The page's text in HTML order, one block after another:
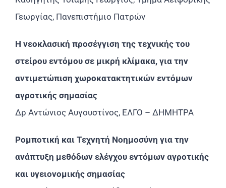
Γεωργίας, Πανεπιστήμιο Πατρών
Η νεοκλασική προσέγγιση της τεχνικής του
στείρου εντόμου σε μικρή κλίμακα, για την
αντιμετώπιση χωροκατακτητικών εντόμων
αγροτικής σημασίας
Δρ Αντώνιος Αυγουστίνος, ΕΛΓΟ – ΔΗΜΗΤΡΑ
Ρομποτική και Τεχνητή Νοημοσύνη για την
ανάπτυξη μεθόδων ελέγχου εντόμων αγροτικής
και υγειονομικής σημασίας